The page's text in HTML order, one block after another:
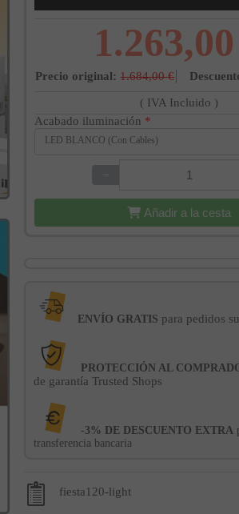
Precio original: 1.684,00 €
( IVA Incluido )
Acabado iluminación *
LED BLANCO (Con Cables)
−
Añadir a la cesta
ENVÍO GRATIS para pedidos
PROTECCIÓN AL
de garantía Trusted Shops
-3% DE DESCUENTO EXTRA
transferencia bancaria
fiesta120-light